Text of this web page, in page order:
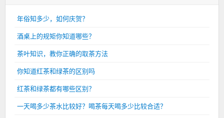
年俗知多少，如何庆贺？
酒桌上的规矩你知道哪些？
茶叶知识，教你正确的取茶方法
你知道红茶和绿茶的区别吗
红茶和绿茶都有哪些区别？
一天喝多少茶水比较好？喝茶每天喝多少比较合适？